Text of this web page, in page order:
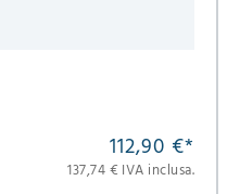
112,90 €*
137,74 € IVA inclusa.